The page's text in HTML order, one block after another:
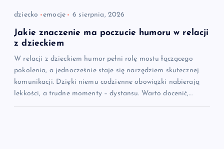
dziecko emocje 6 sierpnia, 2026
Jakie znaczenie ma poczucie humoru w relacji
z dzieckiem
W relacji z dzieckiem humor pełni rolę mostu łączącego
pokolenia, a jednocześnie staje się narzędziem skutecznej
komunikacji. Dzięki niemu codzienne obowiązki nabierają
lekkości, a trudne momenty – dystansu. Warto docenić,…